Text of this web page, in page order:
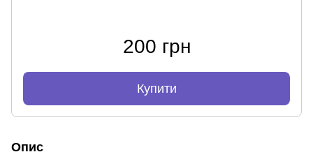
200 грн
Купити
Опис